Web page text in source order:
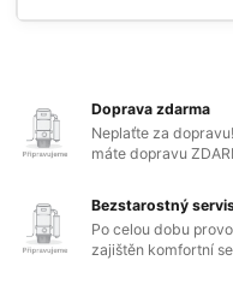
Doprava zdarma
Neplaťte za
máte dopravu
Bezstarostný
Po celou dobu
zajištěn komfortní